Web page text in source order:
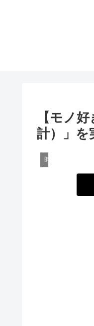
【モノ
計）」を
時計レビュー